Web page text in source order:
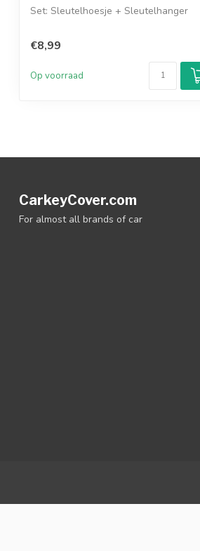
Set: Sleutelhoesje + Sleutelhanger
€8,99
Op voorraad
CarkeyCover.com
For almost all brands of car